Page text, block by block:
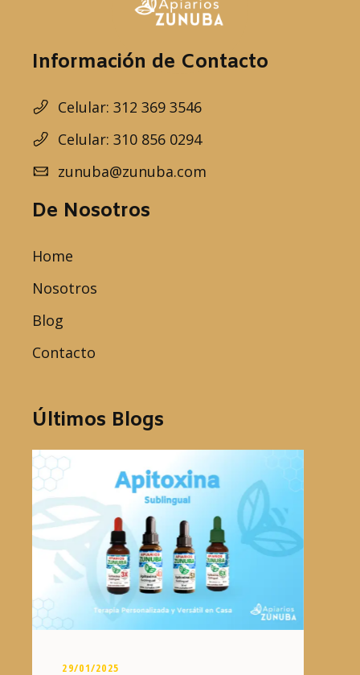
Información de Contacto
Celular: 312 369 3546
Celular: 310 856 0294
zunuba@zunuba.com
De Nosotros
Home
Nosotros
Blog
Contacto
Últimos Blogs
29/01/2025